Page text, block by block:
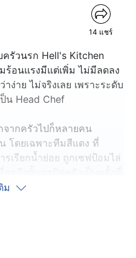
14 แชร์
รัวนรก Hell's Kitchen
ร้อนแรงมีแต่เพิ่ม ไม่มีลดลง
ง่าย ไม่จริงเลย เพราะระดับ
น Head Chef
ากครัวไปก็หลายคน
โดยเฉพาะทีมสีแดง ที่
เรียกน้ำย่อย ถูกเชฟป้อมไล่
ม